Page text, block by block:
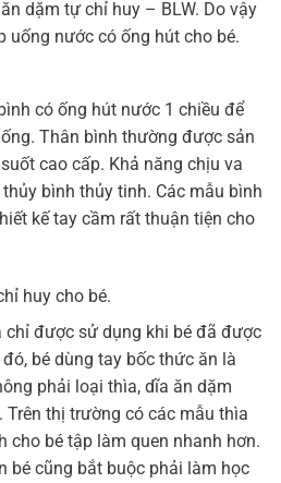
dặm tự chỉ huy – BLW. Do vậy
uống nước có ống hút cho bé.
có ống hút nước 1 chiều để
Thân bình thường được sản
cao cấp. Khả năng chịu va
bình thủy tinh. Các mẫu bình
kế tay cầm rất thuận tiện cho
huy cho bé.
chỉ được sử dụng khi bé đã được
bé dùng tay bốc thức ăn là
phải loại thìa, dĩa ăn dặm
Trên thị trường có các mẫu thìa
cho bé tập làm quen nhanh hơn.
bé cũng bắt buộc phải làm học